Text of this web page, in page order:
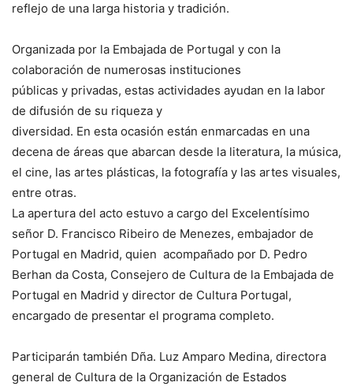
reflejo de una larga historia y tradición.
Organizada por la Embajada de Portugal y con la
colaboración de numerosas instituciones
públicas y privadas, estas actividades ayudan en la labor
de difusión de su riqueza y
diversidad. En esta ocasión están enmarcadas en una
decena de áreas que abarcan desde la literatura, la música,
el cine, las artes plásticas, la fotografía y las artes visuales,
entre otras.
La apertura del acto estuvo a cargo del Excelentísimo
señor D. Francisco Ribeiro de Menezes, embajador de
Portugal en Madrid, quien acompañado por D. Pedro
Berhan da Costa, Consejero de Cultura de la Embajada de
Portugal en Madrid y director de Cultura Portugal,
encargado de presentar el programa completo.
Participarán también Dña. Luz Amparo Medina, directora
general de Cultura de la Organización de Estados